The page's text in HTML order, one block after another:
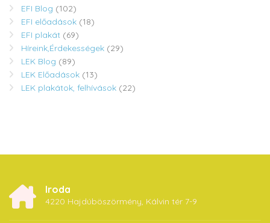
EFI Blog (102)
EFI előadások (18)
EFI plakát (69)
Híreink,Érdekességek (29)
LEK Blog (89)
LEK Előadások (13)
LEK plakátok, felhívások (22)
Iroda
4220 Hajdúböszörmény, Kálvin tér 7-9